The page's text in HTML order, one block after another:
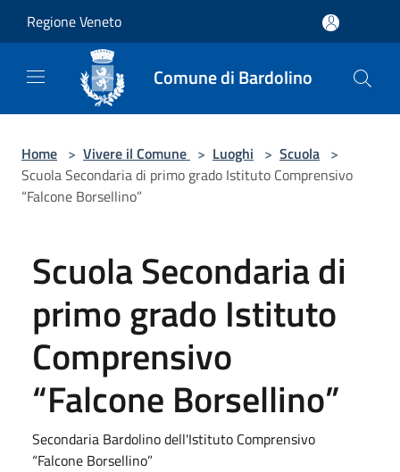
Regione Veneto
Comune di Bardolino
Home > Vivere il Comune > Luoghi > Scuola >
Scuola Secondaria di primo grado Istituto Comprensivo
“Falcone Borsellino”
Scuola Secondaria di
primo grado Istituto
Comprensivo
“Falcone Borsellino”
Secondaria Bardolino dell'Istituto Comprensivo
“Falcone Borsellino”